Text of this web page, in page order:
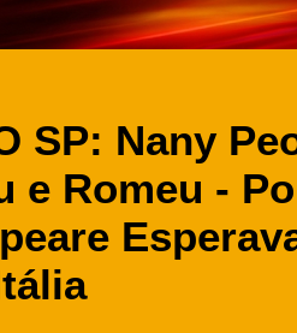
SP: Nany
e Romeu -